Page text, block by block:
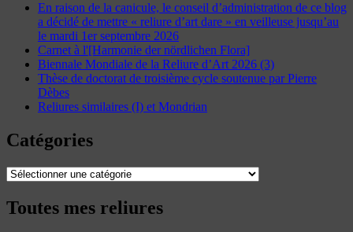
En raison de la canicule, le conseil d’administration de ce blog
a décidé de mettre « reliure d’art dare » en veilleuse jusqu’au
le mardi 1er septembre 2026
Carnet à l'[Harmonie der nördlichen Flora]
Biennale Mondiale de la Reliure d’Art 2026 (3)
Thèse de doctorat de troisième cycle soutenue par Pierre
Dèbes
Reliures similaires (I) et Mondrian
Catégories
Catégories
Toutes mes reliures